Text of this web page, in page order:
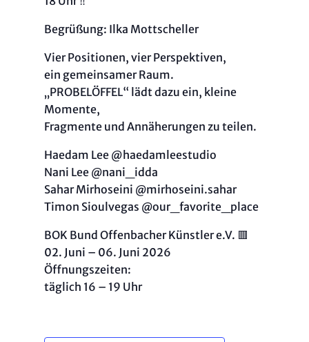
Begrüßung: Ilka Mottscheller
Vier Positionen, vier Perspektiven,
ein gemeinsamer Raum.
„PROBELÖFFEL“ lädt dazu ein, kleine
Momente,
Fragmente und Annäherungen zu teilen.
Haedam Lee @haedamleestudio
Nani Lee @nani_idda
Sahar Mirhoseini @mirhoseini.sahar
Timon Sioulvegas @our_favorite_place
BOK Bund Offenbacher Künstler e.V. 🟥
02. Juni – 06. Juni 2026
Öffnungszeiten:
täglich 16 – 19 Uhr